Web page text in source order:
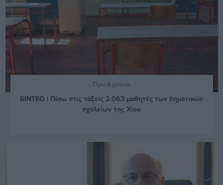
Πριν 6 χρόνια
ΒΙΝΤΕΟ | Πίσω στις τάξεις 2.063 μαθητές των δημοτικών
σχολείων της Χίου